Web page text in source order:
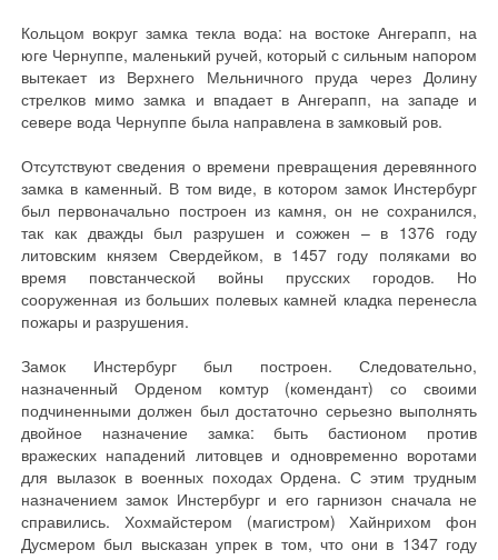
Кольцом вокруг замка текла вода: на востоке Ангерапп, на
юге Чернуппе, маленький ручей, который с сильным напором
вытекает из Верхнего Мельничного пруда через Долину
стрелков мимо замка и впадает в Ангерапп, на западе и
севере вода Чернуппе была направлена в замковый ров.
Отсутствуют сведения о времени превращения деревянного
замка в каменный. В том виде, в котором замок Инстербург
был первоначально построен из камня, он не сохранился,
так как дважды был разрушен и сожжен – в 1376 году
литовским князем Свердейком, в 1457 году поляками во
время повстанческой войны прусских городов. Но
сооруженная из больших полевых камней кладка перенесла
пожары и разрушения.
Замок Инстербург был построен. Следовательно,
назначенный Орденом комтур (комендант) со своими
подчиненными должен был достаточно серьезно выполнять
двойное назначение замка: быть бастионом против
вражеских нападений литовцев и одновременно воротами
для вылазок в военных походах Ордена. С этим трудным
назначением замок Инстербург и его гарнизон сначала не
справились. Хохмайстером (магистром) Хайнрихом фон
Дусмером был высказан упрек в том, что они в 1347 году